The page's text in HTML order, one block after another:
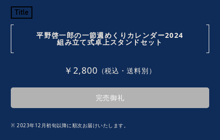
平野啓一郎の一節週めくりカレンダー2024
組み立て式卓上スタンドセット
￥2,800 （税込・送料別）
完売御礼
※ 2023年12月初旬以降に順次お届けいたします。